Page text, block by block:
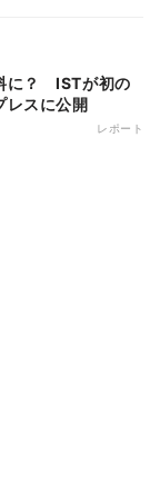
に？ ISTが初の
レスに公開
レポート